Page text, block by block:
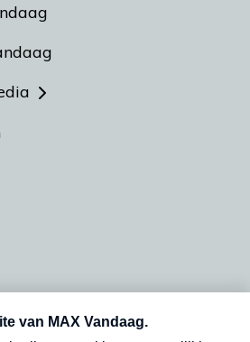
en dinsdagochtend in